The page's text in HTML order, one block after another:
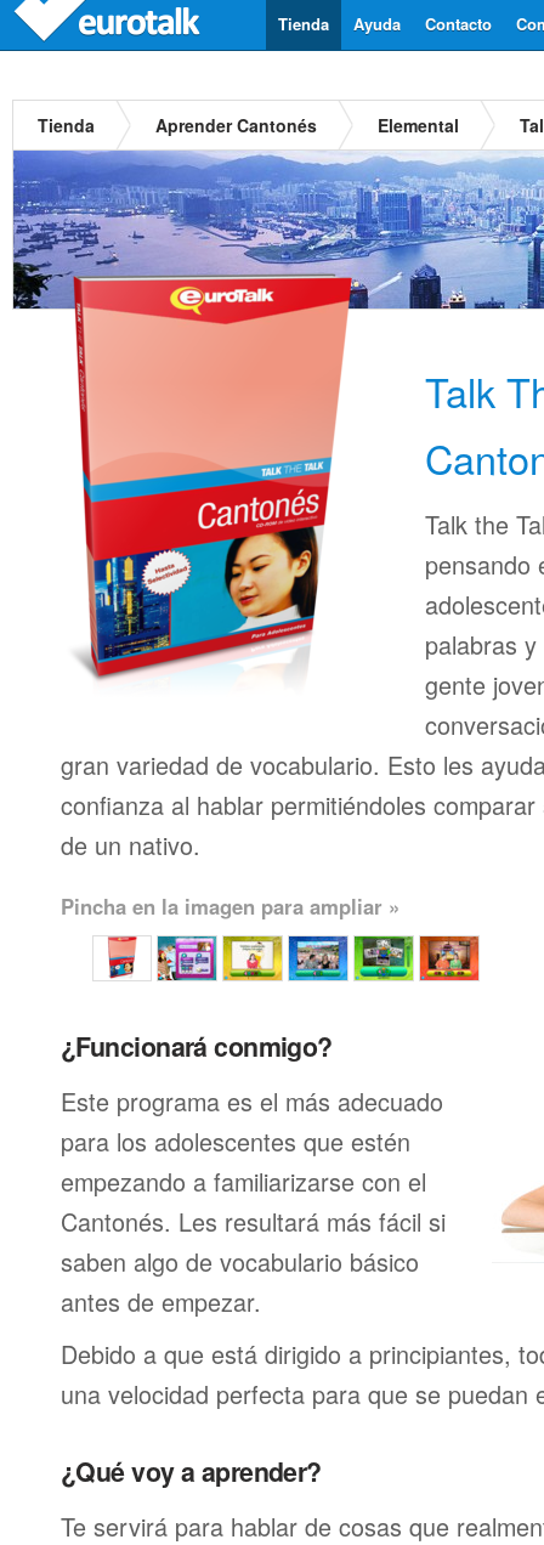
Contacto
Ayuda
Tienda
Tienda Aprender Cantonés Elemental
Talk
Talk the
pensando
palabras
gente
gran variedad de vocabulario. Esto les
confianza al hablar permitiéndoles
de un nativo.
Pincha en la imagen para ampliar »
¿Funcionará conmigo?
Este programa es el más adecuado
para los adolescentes que estén
empezando a familiarizarse con el
Cantonés. Les resultará más fácil si
saben algo de vocabulario básico
antes de empezar.
Debido a que está dirigido a principiantes,
una velocidad perfecta para que se puedan
¿Qué voy a aprender?
Te servirá para hablar de cosas que